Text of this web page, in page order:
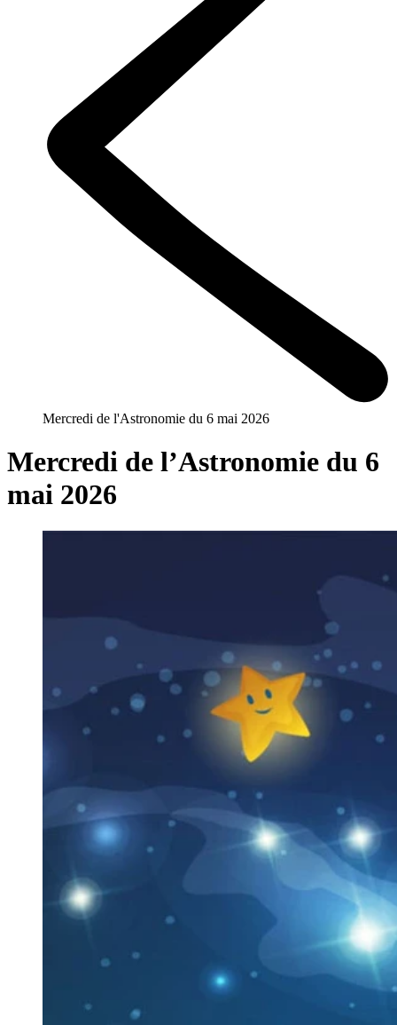
Mercredi de l'Astronomie du 6 mai 2026
Mercredi de l’Astronomie du 6
mai 2026